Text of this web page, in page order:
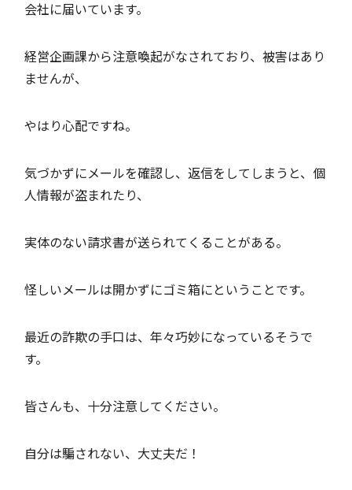
会社に届いています。
経営企画課から注意喚起がなされており、被害はあり
ませんが、
やはり心配ですね。
気づかずにメールを確認し、返信をしてしまうと、個
人情報が盗まれたり、
実体のない請求書が送られてくることがある。
怪しいメールは開かずにゴミ箱にということです。
最近の詐欺の手口は、年々巧妙になっているそうで
す。
皆さんも、十分注意してください。
自分は騙されない、大丈夫だ！